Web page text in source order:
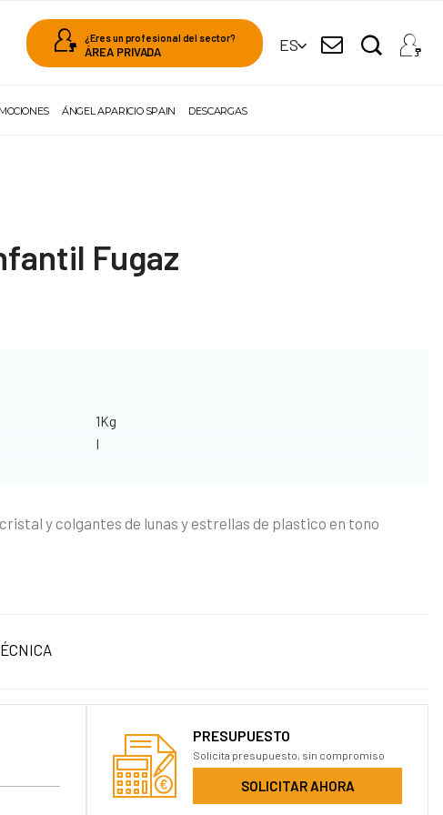
¿Eres un profesional del sector?
ÁREA PRIVADA ES
ÁNGEL APARICIO SPAIN DESCARGAS
Fugaz
1Kg
I
y colgantes de lunas y estrellas de plastico en tono
PRESUPUESTO
Solicita presupuesto, sin compromiso
SOLICITAR AHORA